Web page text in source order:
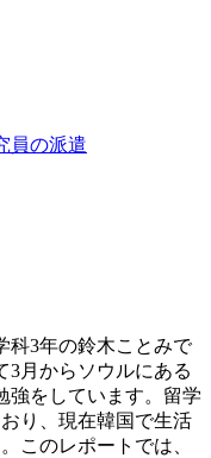
員の派遣
科3年の鈴木ことみで
3月からソウルにある
強をしています。留学
り、現在韓国で生活
このレポートでは、